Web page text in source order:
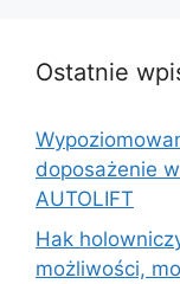
Ostatnie
doposażenie
AUTOLIFT
Hak
możliwości,